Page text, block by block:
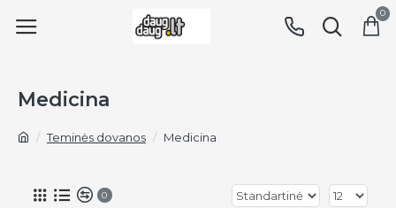
0
Teminės dovanos Medicina
Medicina
0